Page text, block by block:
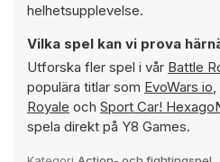
helhetsupplevelse.
Vilka spel kan vi prova
Utforska fler spel i vår Battle
populära titlar som EvoWars io,
Royale och Sport Car!
spela direkt på Y8 Games.